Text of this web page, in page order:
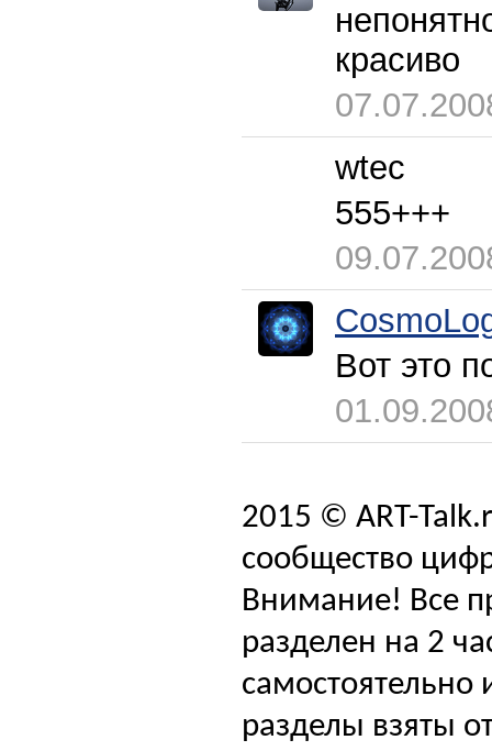
красиво
wtec
555+++
Вот это
2015 © ART-
сообщество
Внимание! Все
разделен на 2
самостоятельно
разделы взяты